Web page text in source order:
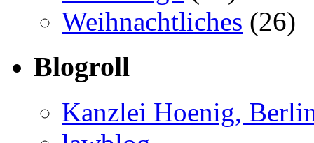
Weihnachtliches (26)
Blogroll
Kanzlei Hoenig,